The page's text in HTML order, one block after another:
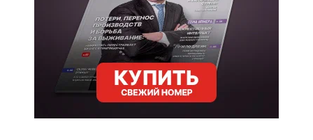
Регулирование
Премия "Тульский Бизнес"
История тульского предпринимательства